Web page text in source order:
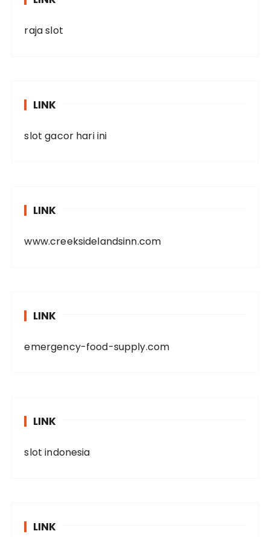
raja slot
LINK
slot gacor hari ini
LINK
www.creeksidelandsinn.com
LINK
emergency-food-supply.com
LINK
slot indonesia
LINK